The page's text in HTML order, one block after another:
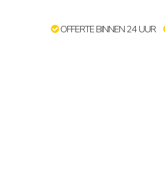
OFFERTE BINNEN 24 UUR